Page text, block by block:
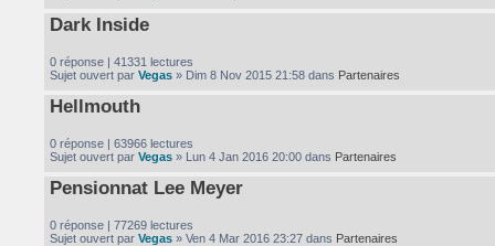
Dark Inside
0 réponse | 41331 lectures
Sujet ouvert par Vegas » Dim 8 Nov 2015 21:58 dans Partenaires
Hellmouth
0 réponse | 63966 lectures
Sujet ouvert par Vegas » Lun 4 Jan 2016 20:00 dans Partenaires
Pensionnat Lee Meyer
0 réponse | 77269 lectures
Sujet ouvert par Vegas » Ven 4 Mar 2016 23:27 dans Partenaires